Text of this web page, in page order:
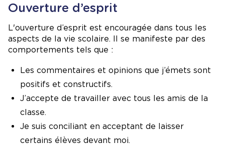
Ouverture d’esprit
L'ouverture d’esprit est encouragée dans tous les
aspects de la vie scolaire. Il se manifeste par des
comportements tels que :
Les commentaires et opinions que j’émets sont
positifs et constructifs.
J’accepte de travailler avec tous les amis de la
classe.
Je suis conciliant en acceptant de laisser
certains élèves devant moi.